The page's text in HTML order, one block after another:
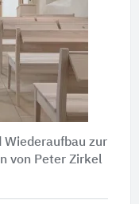
Wiederaufbau zur
von Peter Zirkel